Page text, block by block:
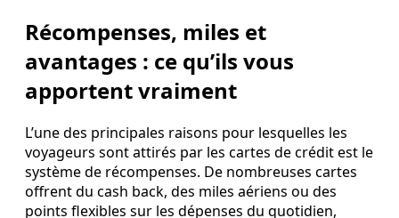
Récompenses, miles et
avantages : ce qu’ils vous
apportent vraiment
L’une des principales raisons pour lesquelles les
voyageurs sont attirés par les cartes de crédit est le
système de récompenses. De nombreuses cartes
offrent du cash back, des miles aériens ou des
points flexibles sur les dépenses du quotidien,